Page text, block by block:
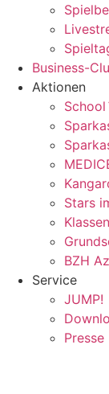
Business-
Aktionen
Stars
BZH
Service
JUMP!
Presse